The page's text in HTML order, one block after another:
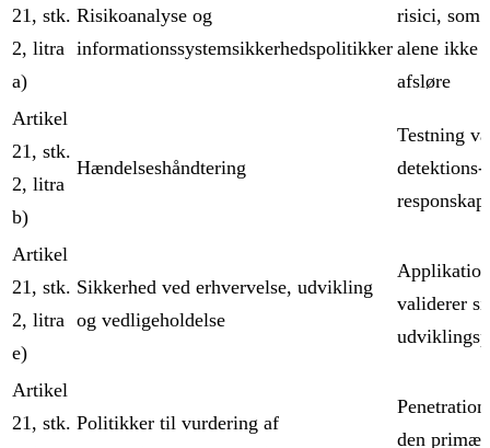
21, stk.
2, litra
a)
Risikoanalyse og
informationssystemsikkerhedspolitikker
risici, som
alene ikke
afsløre
Artikel
21, stk.
2, litra
b)
Hændelseshåndtering
Testning
detektions-
Artikel
21, stk.
2, litra
e)
Sikkerhed ved erhvervelse, udvikling
og vedligeholdelse
validerer
Artikel
21, stk. Politikker til vurdering af
den